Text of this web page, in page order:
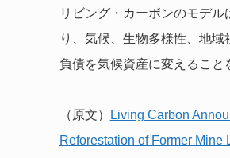
リビング・カーボンのモデ
り、気候、生物多様性、地
負債を気候資産に変えること
（原文）
Living Carbon
Reforestation of Former Mine